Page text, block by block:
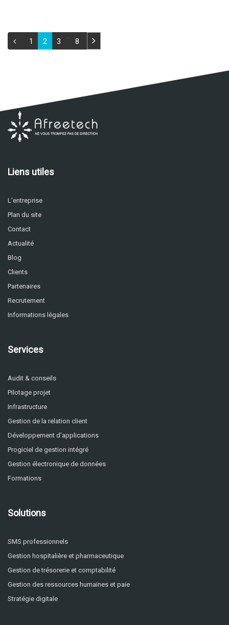
1 2 3 8
Liens utiles
L’entreprise
Plan du site
Contact
Actualité
Blog
Clients
Partenaires
Recrutement
Informations légales
Services
Audit & conseils
Pilotage projet
Infrastructure
Gestion de la relation client
Développement d’applications
Progiciel de gestion intégré
Gestion électronique de données
Formations
Solutions
SMS professionnels
Gestion hospitalière et pharmaceutique
Gestion de trésorerie et comptabilité
Gestion des ressources humaines et paie
Stratégie digitale